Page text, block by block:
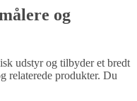
og
udstyr og tilbyder et bredt
relaterede produkter. Du